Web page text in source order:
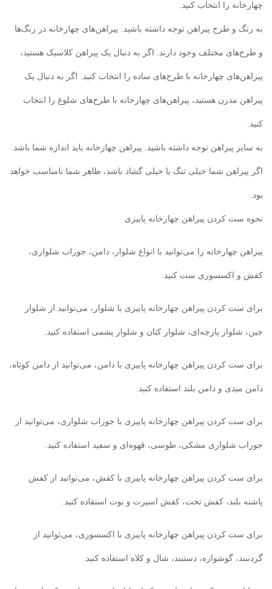
چهارخانه را انتخاب کنید.
به رنگ و طرح پیراهن توجه داشته باشید. پیراهن‌های چهارخانه در رنگ‌ها
و طرح‌های مختلف وجود دارند. اگر به دنبال یک پیراهن کلاسیک هستید،
پیراهن‌های چهارخانه با طرح‌های ساده را انتخاب کنید. اگر به دنبال یک
پیراهن مدرن هستید، پیراهن‌های چهارخانه با طرح‌های شلوغ را انتخاب
کنید.
به سایز پیراهن توجه داشته باشید. پیراهن چهارخانه باید اندازه شما باشد.
اگر پیراهن شما خیلی تنگ یا خیلی گشاد باشد، ظاهر شما نامناسب خواهد
بود.
نحوه ست کردن پیراهن چهارخانه پاییزی
پیراهن چهارخانه را می‌توانید با انواع شلوار، دامن، جوراب شلواری،
کفش و اکسسوری ست کنید.
برای ست کردن پیراهن چهارخانه پاییزی با شلوار، می‌توانید از شلوار
جین، شلوار پارچه‌ای، شلوار کتان و شلوار پشمی استفاده کنید.
برای ست کردن پیراهن چهارخانه پاییزی با دامن، می‌توانید از دامن کوتاه،
دامن میدی و دامن بلند استفاده کنید.
برای ست کردن پیراهن چهارخانه پاییزی با جوراب شلواری، می‌توانید از
جوراب شلواری مشکی، طوسی، قهوه‌ای و سفید استفاده کنید.
برای ست کردن پیراهن چهارخانه پاییزی با کفش، می‌توانید از کفش
پاشنه بلند، کفش تخت، کفش اسپرت و بوت استفاده کنید.
برای ست کردن پیراهن چهارخانه پاییزی با اکسسوری، می‌توانید از
گردنبند، گوشواره، دستبند، شال و کلاه استفاده کنید.